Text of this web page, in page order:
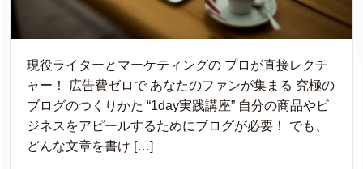
現役ライターとマーケティングの プロが直接レクチ
ャー！ 広告費ゼロで あなたのファンが集まる 究極の
ブログのつくりかた “1day実践講座” 自分の商品やビ
ジネスをアピールするためにブログが必要！ でも、
どんな文章を書け […]